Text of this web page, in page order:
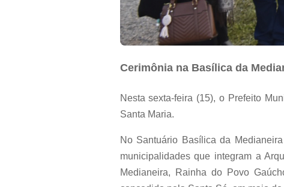
Cerimônia na Basílica da
Nesta sexta-feira (15), o Prefeito
Santa Maria.
No Santuário Basílica da
municipalidades que integram a
Medianeira, Rainha do Povo